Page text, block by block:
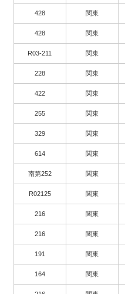
428 関東
428 関東
R03-211 関東
228 関東
422 関東
255 関東
329 関東
614 関東
南第252 関東
R02125 関東
216 関東
216 関東
191 関東
164 関東